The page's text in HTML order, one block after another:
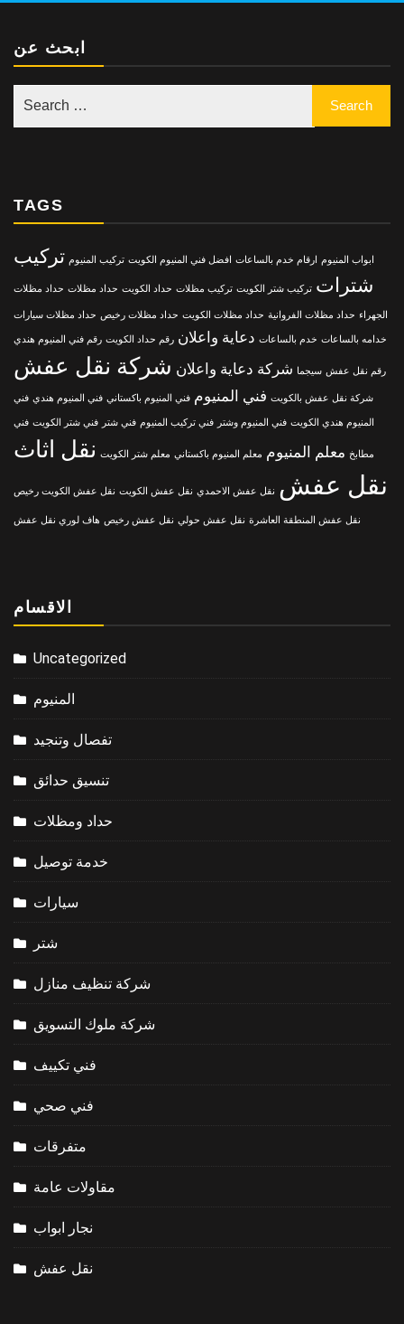
ابحث عن
TAGS
ابواب المنيوم ارقام خدم بالساعات افضل فني المنيوم الكويت تركيب المنيوم تركيب
شترات تركيب شتر الكويت تركيب مظلات حداد الكويت حداد مظلات حداد مظلات
الجهراء حداد مظلات الفروانية حداد مظلات الكويت حداد مظلات رخيص حداد مظلات سيارات
خدامه بالساعات خدم بالساعات دعاية واعلان رقم حداد الكويت رقم فني المنيوم هندي
رقم نقل عفش سيجما شركة دعاية واعلان شركة نقل عفش
شركة نقل عفش بالكويت فني المنيوم فني المنيوم باكستاني فني المنيوم هندي فني
المنيوم هندي الكويت فني المنيوم وشتر فني تركيب المنيوم فني شتر فني شتر الكويت فني
مطابخ معلم المنيوم معلم المنيوم باكستاني معلم شتر الكويت نقل اثاث
نقل عفش نقل عفش الاحمدي نقل عفش الكويت نقل عفش الكويت رخيص
نقل عفش المنطقة العاشرة نقل عفش حولي نقل عفش رخيص هاف لوري نقل عفش
الاقسام
Uncategorized
المنيوم
تفصال وتنجيد
تنسيق حدائق
حداد ومظلات
خدمة توصيل
سيارات
شتر
شركة تنظيف منازل
شركة ملوك التسويق
فني تكييف
فني صحي
متفرقات
مقاولات عامة
نجار ابواب
نقل عفش